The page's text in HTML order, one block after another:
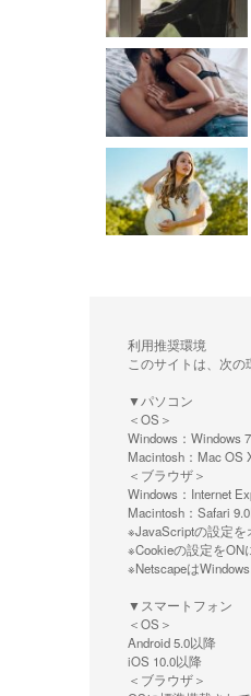
利用推奨環境
このサイトは、次の
▼パソコン
＜OS＞
Windows：Windows
Macintosh：Mac OS
＜ブラウザ＞
Windows：Internet
Macintosh：Safari
※JavaScriptの設定を
※Cookieの設定をON
※Netscapeは
▼スマートフォン
＜OS＞
Android 5.0以降
iOS 10.0以降
＜ブラウザ＞